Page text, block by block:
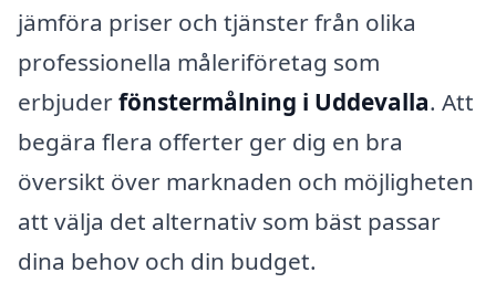
jämföra priser och tjänster från olika
professionella måleriföretag som
erbjuderfönstermålning i Uddevalla. Att
begära flera offerter ger dig en bra
översikt över marknaden och möjligheten
att välja det alternativ som bäst passar
dina behov och din budget.